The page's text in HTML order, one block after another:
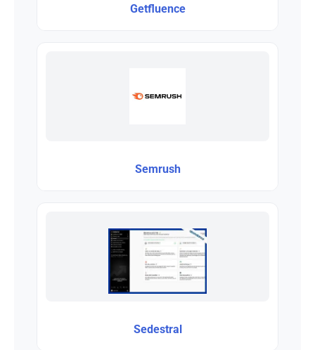
Getfluence
Semrush
Sedestral